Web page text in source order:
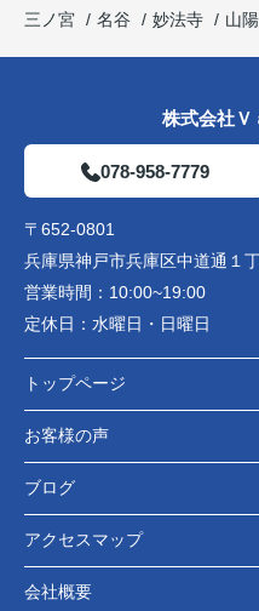
三ノ宮
名谷 妙法寺 山
株式会社Ｖ
078-958-7779
〒652-0801
兵庫県神戸市兵庫区中道通
営業時間： 10:00~19:00
定休日： 水曜日・日曜日
トップページ
お客様の声
ブログ
アクセスマップ
会社概要